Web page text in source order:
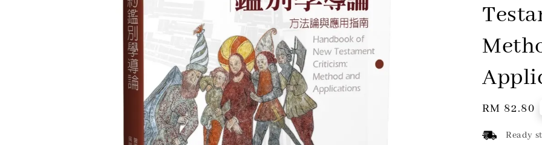
Regular
price
RM 82.80
Ready